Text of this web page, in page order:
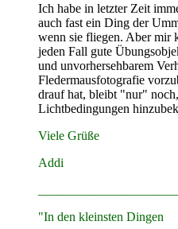
Ich habe in letzter Zeit
auch fast ein Ding der
wenn sie fliegen. Aber mir
jeden Fall gute
und unvorhersehbarem
Fledermausfotografie
drauf hat, bleibt "nur"
Lichtbedingungen
Viele Grüße
Addi
"In den kleinsten Dingen